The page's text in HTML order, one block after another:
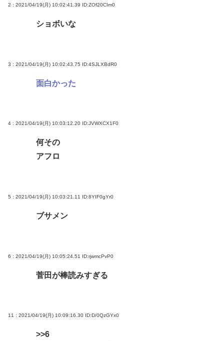
2 : 2021/04/19(月) 10:02:41.39 ID:ZOf20CIm0
ショボいな
3 : 2021/04/19(月) 10:02:43.75 ID:4SJLXBdR0
面白かった
4 : 2021/04/19(月) 10:03:12.20 ID:JVWXCX1F0
何その
アフロ
5 : 2021/04/19(月) 10:03:21.11 ID:8YIF0gYr0
ブサメン
6 : 2021/04/19(月) 10:05:24.51 ID:rjwmcPvP0
菅田が棒読みすぎる
11 : 2021/04/19(月) 10:09:16.30 ID:D/0QzGYx0
>>6